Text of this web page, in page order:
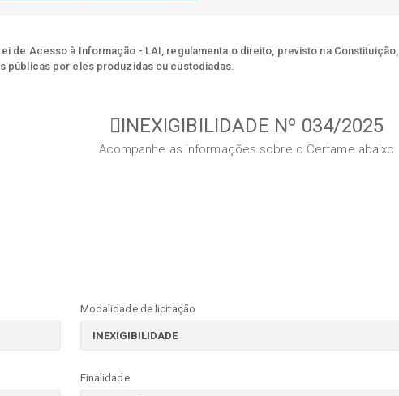
de Acesso à Informação - LAI, regulamenta o direito, previsto na
públicas por eles produzidas ou custodiadas.
INEXIGIBILIDADE Nº 034/2025
Acompanhe as informações sobre o Certame abaixo
Modalidade de licitação
Finalidade